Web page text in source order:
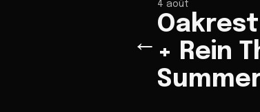
←
4 août
+ Rein